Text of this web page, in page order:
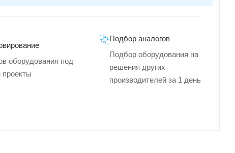
оборудования под
Подбор аналогов
Подбор оборудования на
решения других
производителей за 1 день